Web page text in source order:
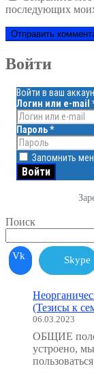
последующих
Войти
Войти в ваш
Логин или e-mail
Пароль*
Запомнить
Поиск
Vk Skype
(Тезисы к
06.03.2023
ОБЩИЕ
устроено,